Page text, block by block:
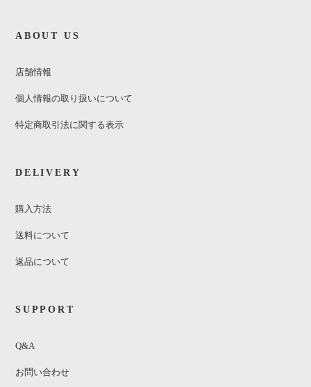
ABOUT US
店舗情報
個人情報の取り扱いについて
特定商取引法に関する表示
DELIVERY
購入方法
送料について
返品について
SUPPORT
Q&A
お問い合わせ